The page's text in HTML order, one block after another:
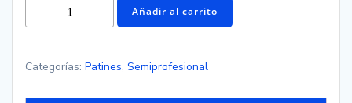
Añadir al carrito
Categorías: Patines, Semiprofesional